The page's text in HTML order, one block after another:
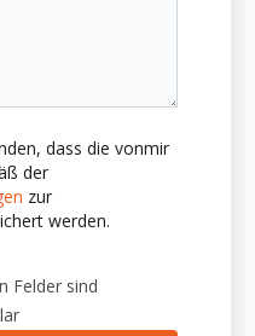
dass die vonmir
der
zur
werden.
Felder sind